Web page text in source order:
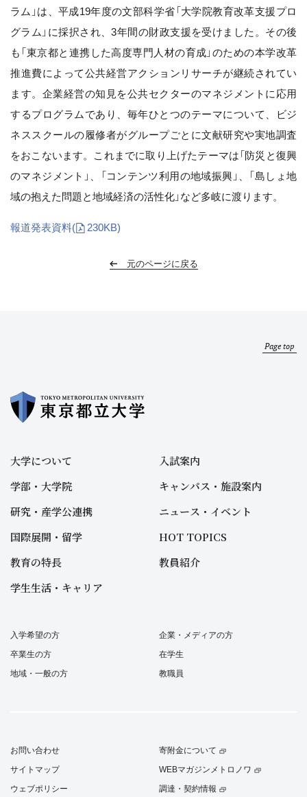
ラム」は、平成19年度の文部科学省「大学院教育改革支援プロ
グラム」に採択され、3年間の財政支援を受けました。その後
も「東京都と連携した高度専門人材の育成」のための本学改革
推進費によって公共経営アクションリサーチが継続されてい
ます。企業経営の知見を公共セクターのマネジメントに応用
するプログラムであり、毎年ひとつのテーマについて、ビジ
ネススクールの履修者がグループごとに文献研究や実地調査
をおこないます。これまでに取り上げたテーマは「防災と復興
のマネジメント」、「コンテンツ利用の地域振興」、「島しょ地
域の抱えた問題と地域経済の活性化」など多岐に渡ります。
報道発表資料( 230KB)
元のページに戻る
Page top
大学について
学部・大学院
研究・産学公連携
国際展開・留学
教育の特長
学生生活・キャリア
入試案内
キャンパス・施設案内
ニュース・イベント
HOT TOPICS
教員紹介
入学希望の方
卒業生の方
地域・一般の方
企業・メディアの方
在学生
教職員
お問い合わせ
サイトマップ
ウェブポリシー
寄附金について
WEBマガジンメトロノワ
調達・契約情報